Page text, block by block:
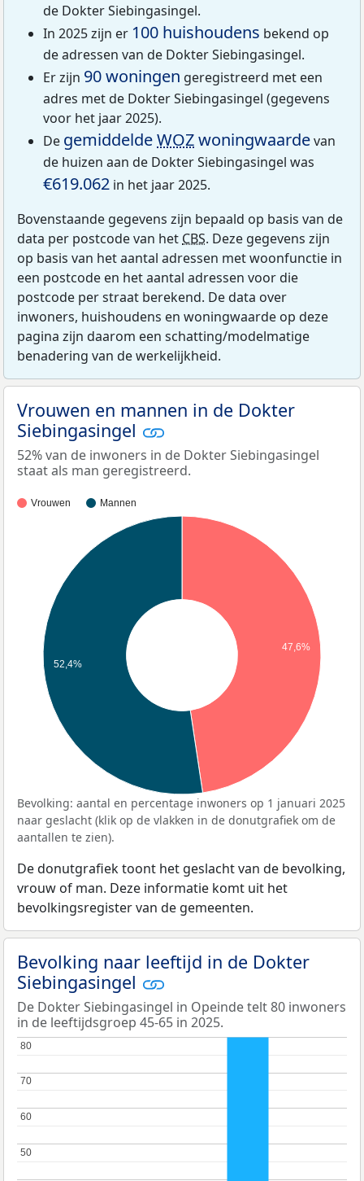
de Dokter Siebingasingel.
In 2025 zijn er 100 huishoudens bekend op
de adressen van de Dokter Siebingasingel.
Er zijn 90 woningen geregistreerd met een
adres met de Dokter Siebingasingel (gegevens
voor het jaar 2025).
De gemiddeldeWOZwoningwaardevan
de huizen aan de Dokter Siebingasingel was
€619.062 in het jaar 2025.
Bovenstaande gegevens zijn bepaald op basis van de
data per postcode van het CBS. Deze gegevens zijn
op basis van het aantal adressen met woonfunctie in
een postcode en het aantal adressen voor die
postcode per straat berekend. De data over
inwoners, huishoudens en woningwaarde op deze
pagina zijn daarom een schatting/modelmatige
benadering van de werkelijkheid.
Vrouwen en mannen in de Dokter
Siebingasingel
52% van de inwoners in de Dokter Siebingasingel
staat als man geregistreerd.
Vrouwen Mannen
47,6%
52,4%
Bevolking: aantal en percentage inwoners op 1 januari 2025
naar geslacht (klik op de vlakken in de donutgrafiek om de
aantallen te zien).
De donutgrafiek toont het geslacht van de bevolking,
vrouw of man. Deze informatie komt uit het
bevolkingsregister van de gemeenten.
Bevolking naar leeftijd in de Dokter
Siebingasingel
De Dokter Siebingasingel in Opeinde telt 80 inwoners
in de leeftijdsgroep 45-65 in 2025.
50
50
60
60
70
70
80
80